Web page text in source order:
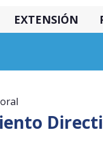
Derecho
Alimentos
EXTENSIÓN